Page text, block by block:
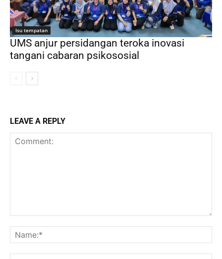
Isu tempatan
UMS anjur persidangan teroka inovasi
tangani cabaran psikososial
LEAVE A REPLY